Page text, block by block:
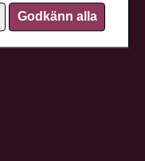
Godkänn alla